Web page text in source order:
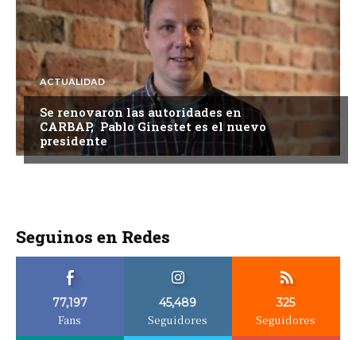
ACTUALIDAD
Se renovaron las autoridades en
CARBAP, Pablo Ginestet es el nuevo
presidente
Seguinos en Redes
77,197
Fans
45,489
Seguidores
325
Seguidores